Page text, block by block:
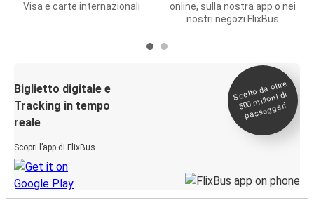
Visa e carte internazionali
online, sulla nostra app o nei
nostri negozi FlixBus
Biglietto digitale e
Tracking in tempo
reale
Scopri l’app di FlixBus
Scelto da oltre
500
milioni di
passeggeri